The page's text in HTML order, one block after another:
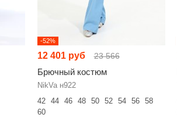
-52%
12 401 руб 23 566
Брючный костюм
NikVa н922
42
44 46 48 50 52 54 56
58
60